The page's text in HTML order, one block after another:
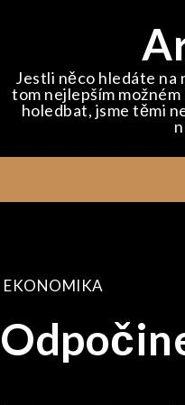
Jestli něco hledáte na
tom nejlepším
holedbat, jsme těmi
EKONOMIKA